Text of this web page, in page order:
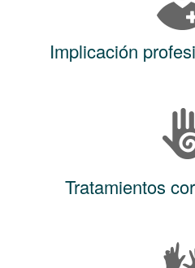
Implicación
Tratamientos